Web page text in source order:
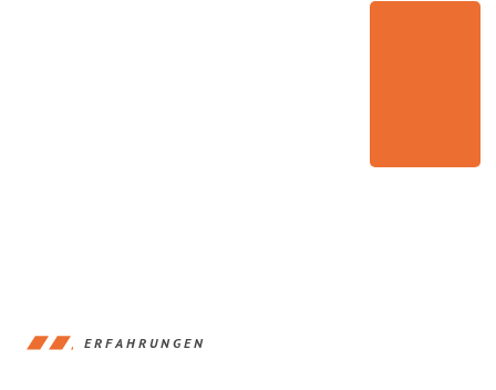
ERFAHRUNGEN